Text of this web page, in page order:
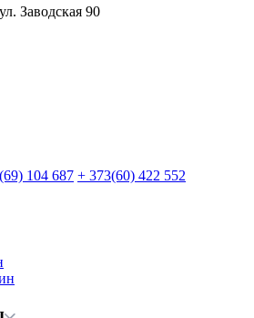
Заводская 90
104 687 + 373(60) 422 552